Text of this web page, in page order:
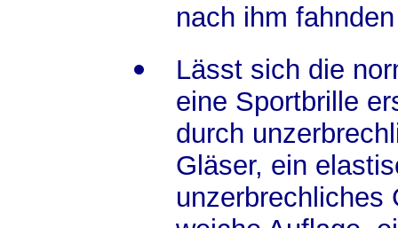
nach ihm
Lässt sich die
eine Sportbrille
durch
Gläser, ein
unzerbrechliches